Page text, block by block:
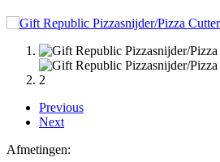
Previous
Next
Afmetingen: